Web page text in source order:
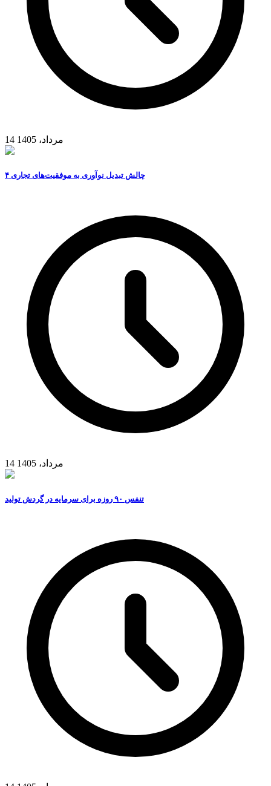
14 مرداد، 1405
۴ چالش تبدیل نوآوری به موفقیت‌های تجاری
14 مرداد، 1405
تنفس ۹۰ روزه برای سرمایه در گردش تولید